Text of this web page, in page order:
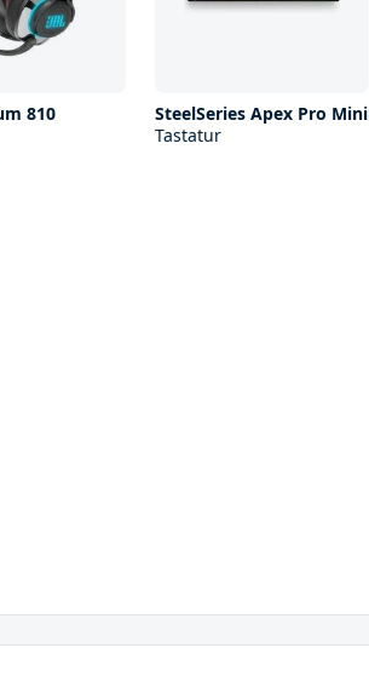
810
SteelSeries Apex Pro Mini
Tastatur